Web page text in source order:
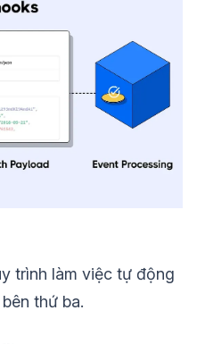
trình làm việc tự động
thứ ba.